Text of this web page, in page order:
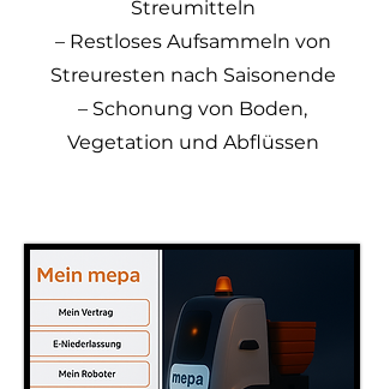
Streumitteln
– Restloses Aufsammeln von
Streuresten nach Saisonende
– Schonung von Boden,
Vegetation und Abflüssen